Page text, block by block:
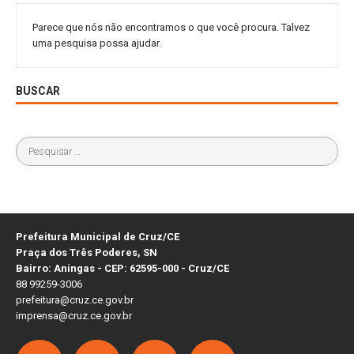
Parece que nós não encontramos o que você procura. Talvez
uma pesquisa possa ajudar.
BUSCAR
Prefeitura Municipal de Cruz/CE
Praça dos Três Poderes, SN
Bairro: Aningas - CEP: 62595-000 - Cruz/CE
88 99259-3006
prefeitura@cruz.ce.gov.br
imprensa@cruz.ce.gov.br